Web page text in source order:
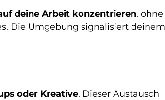
deine Arbeit konzentrieren, ohne
Die Umgebung signalisiert deinem
oder Kreative. Dieser Austausch